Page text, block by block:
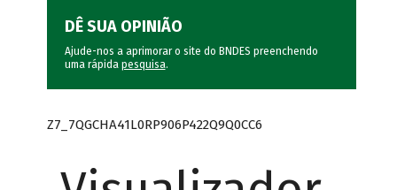
DÊ SUA OPINIÃO
Ajude-nos a aprimorar o site do BNDES preenchendo
uma rápida pesquisa.
Z7_7QGCHA41L0RP906P422Q9Q0CC6